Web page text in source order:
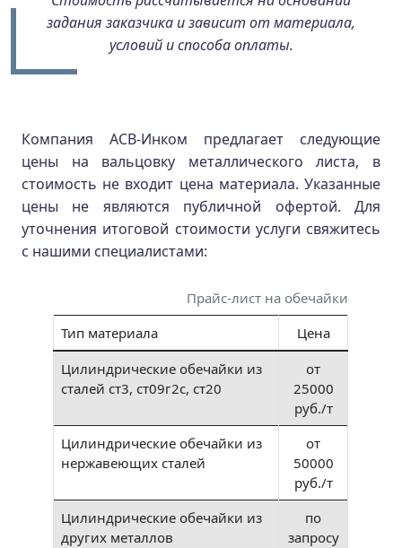
задания заказчика и зависит от материала,
условий и способа оплаты.
Компания АСВ-Инком предлагает следующие
цены на вальцовку металлического листа, в
стоимость не входит цена материала. Указанные
цены не являются публичной офертой. Для
уточнения итоговой стоимости услуги свяжитесь
с нашими специалистами:
Прайс-лист на обечайки
Тип материала
Цена
Цилиндрические обечайки из
сталей ст3, ст09г2с, ст20
от
25000
руб./т
Цилиндрические обечайки из
нержавеющих сталей
от
50000
руб./т
Цилиндрические обечайки из
других металлов
по
запросу